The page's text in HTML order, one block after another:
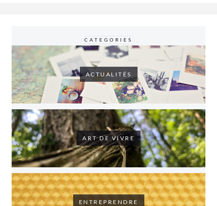
CATEGORIES
ACTUALITÉS
ART DE VIVRE
ENTREPRENDRE